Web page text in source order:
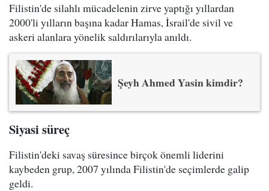
Filistin'de silahlı mücadelenin zirve yaptığı yıllardan
2000'li yılların başına kadar Hamas, İsrail'de sivil ve
askeri alanlara yönelik saldırılarıyla anıldı.
Şeyh Ahmed Yasin kimdir?
Siyasi süreç
Filistin'deki savaş süresince birçok önemli liderini
kaybeden grup, 2007 yılında Filistin'de seçimlerde galip
geldi.